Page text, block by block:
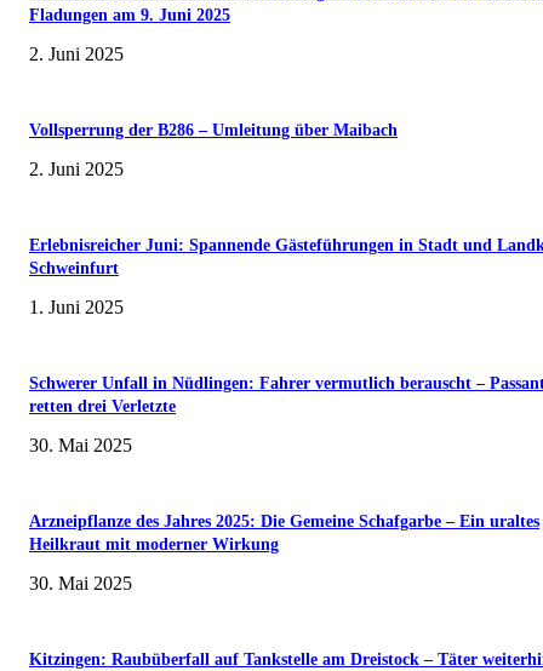
Fladungen am 9. Juni 2025
2. Juni 2025
Vollsperrung der B286 – Umleitung über Maibach
2. Juni 2025
Erlebnisreicher Juni: Spannende Gästeführungen in Stadt und
Schweinfurt
1. Juni 2025
Schwerer Unfall in Nüdlingen: Fahrer vermutlich berauscht –
retten drei Verletzte
30. Mai 2025
Arzneipflanze des Jahres 2025: Die Gemeine Schafgarbe – Ein uraltes
Heilkraut mit moderner Wirkung
30. Mai 2025
Kitzingen: Raubüberfall auf Tankstelle am Dreistock – Täter